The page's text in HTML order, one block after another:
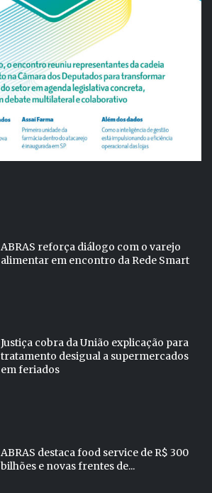
ABRAS reforça diálogo com o varejo
alimentar em encontro da Rede Smart
Justiça cobra da União explicação para
tratamento desigual a supermercados
em feriados
ABRAS destaca food service de R$ 300
bilhões e novas frentes de...